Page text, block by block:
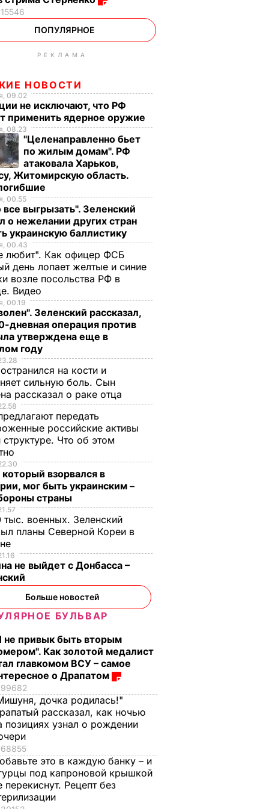
Американец,
отмечавший Новый
15546
ПОПУЛЯРНОЕ
РЕКЛАМА
НОВОСТИ
09.02
не исключают, что РФ
применить ядерное оружие
08.23
"Целенаправленно бьет
по жилым домам". РФ
атаковала Харьков,
Житомирскую область.
00.55
выгрызать". Зеленский
о нежелании других стран
украинскую баллистику
00.43
любит". Как офицер ФСБ
день лопает желтые и синие
возле посольства РФ в
Видео
00.19
Зеленский рассказал,
дневная операция против
утверждена еще в
году
на кости и
сильную боль. Сын
рассказал о раке отца
передать
российские активы
структуре. Что об этом
взорвался в
мог быть украинским –
страны
военных. Зеленский
планы Северной Кореи в
не выйдет с Донбасса –
Больше новостей
БУЛЬВАР
не привык быть вторым
Как золотой медалист
главкомом ВСУ – самое
о Драпатом
99682
дочка родилась!"
рассказал, как ночью
позициях узнал о рождении
68855
это в каждую банку – и
под капроновой крышкой
перекиснут. Рецепт без